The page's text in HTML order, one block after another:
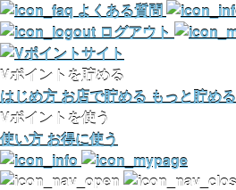
よくある質問
ログアウト
Vポイントを貯める
はじめ方 お店で貯める もっと貯める
Vポイントを使う
使い方 お得に使う